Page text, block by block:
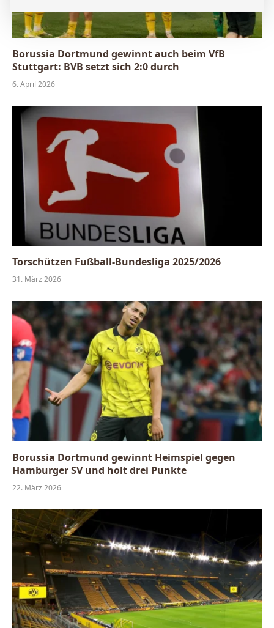
Borussia Dortmund gewinnt auch beim VfB
Stuttgart: BVB setzt sich 2:0 durch
6. April 2026
Torschützen Fußball-Bundesliga 2025/2026
31. März 2026
Borussia Dortmund gewinnt Heimspiel gegen
Hamburger SV und holt drei Punkte
22. März 2026